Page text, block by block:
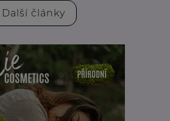
Další články